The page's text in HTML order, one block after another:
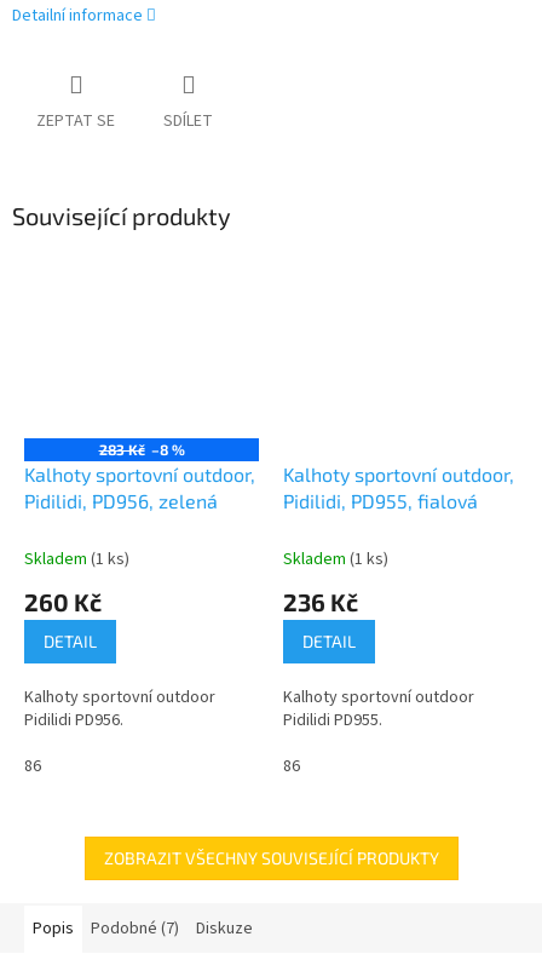
Detailní informace
ZEPTAT SE SDÍLET
Související produkty
283 Kč –8 %
Kalhoty sportovní outdoor,
Pidilidi, PD956, zelená
Skladem (1 ks)
260 Kč
DETAIL
Kalhoty sportovní outdoor
Pidilidi PD956.
86
Kalhoty sportovní outdoor,
Pidilidi, PD955, fialová
Skladem (1 ks)
236 Kč
DETAIL
Kalhoty sportovní outdoor
Pidilidi PD955.
86
ZOBRAZIT VŠECHNY SOUVISEJÍCÍ PRODUKTY
Popis Podobné (7) Diskuze